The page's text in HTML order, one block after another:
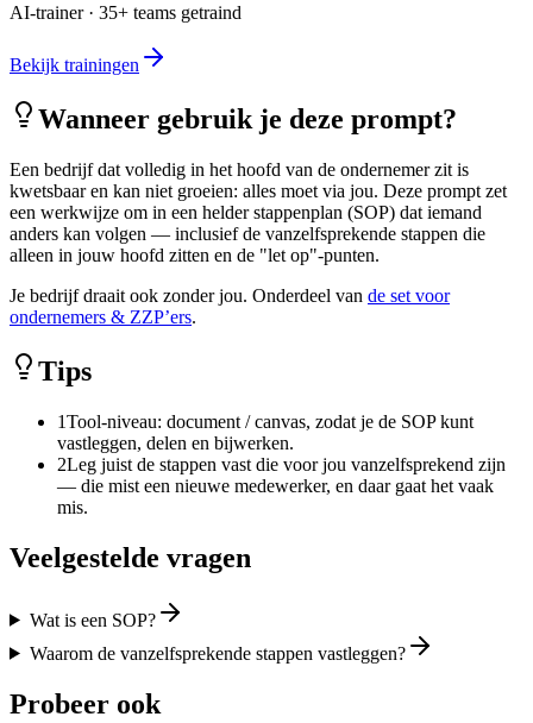
AI-trainer · 35+ teams getraind
Bekijk trainingen
Wanneer gebruik je deze prompt?
Een bedrijf dat volledig in het hoofd van de ondernemer zit is
kwetsbaar en kan niet groeien: alles moet via jou. Deze prompt zet
een werkwijze om in een helder stappenplan (SOP) dat iemand
anders kan volgen — inclusief de vanzelfsprekende stappen die
alleen in jouw hoofd zitten en de "let op"-punten.
Je bedrijf draait ook zonder jou. Onderdeel van de set voor
ondernemers & ZZP’ers.
Tips
1Tool-niveau: document / canvas, zodat je de SOP kunt
vastleggen, delen en bijwerken.
2Leg juist de stappen vast die voor jou vanzelfsprekend zijn
— die mist een nieuwe medewerker, en daar gaat het vaak
mis.
Veelgestelde vragen
Wat is een SOP?
Waarom de vanzelfsprekende stappen vastleggen?
Probeer ook